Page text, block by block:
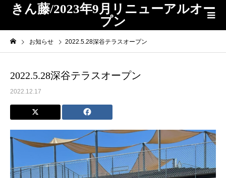
きん藤/2023年9月リニューアルオー
プン
お知らせ 2022.5.28深谷テラスオープン
2022.5.28深谷テラスオープン
2022.12.17